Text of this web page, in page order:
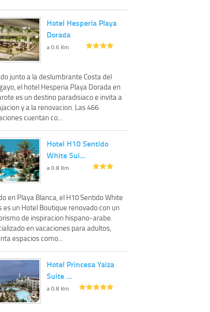
Hotel Hesperia Playa
Dorada
a 0.6 Km
junto a la deslumbrante Costa del
el hotel Hesperia Playa Dorada en
es un destino paradisiaco e invita a
y a la renovacion. Las 466
cuentan co...
Hotel H10 Sentido
White Sui…
a 0.8 Km
en Playa Blanca, el H10 Sentido White
es un Hotel Boutique renovado con un
de inspiracion hispano-arabe.
en vacaciones para adultos,
espacios como...
Hotel Princesa Yaiza
Suite …
a 0.8 Km